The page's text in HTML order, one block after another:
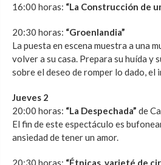
16:00 horas: “La Construcción de
20:30 horas: “Groenlandia”
La puesta en escena muestra a una
volver a su casa. Prepara su huída y
sobre el deseo de romper lo dado, el
Jueves 2
20:00 horas: “La Despechada” de
El fin de este espectáculo es
ansiedad de tener un amor.
20:30 horas: “Étnicas, varieté de